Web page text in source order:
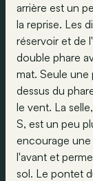
arrière est un
la reprise. Les
réservoir et de
double phare
mat. Seule
dessus du
le vent. La
S, est un peu
encourage une
l'avant et
sol. Le pontet